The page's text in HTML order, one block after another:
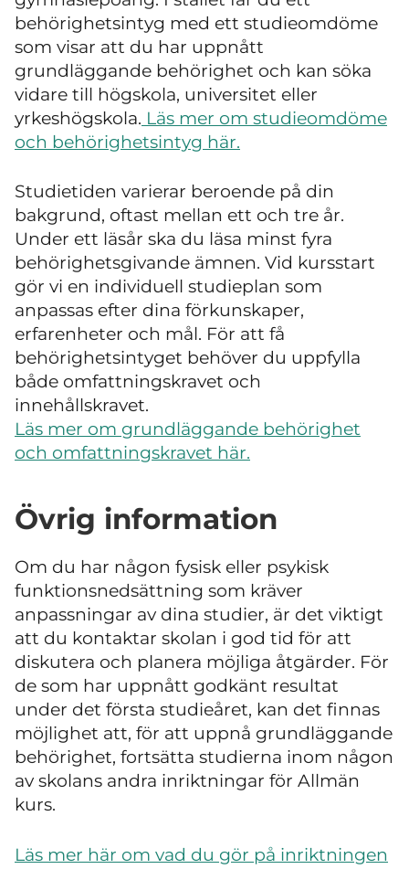
behörighetsintyg med ett studieomdöme
som visar att du har uppnått
grundläggande behörighet och kan söka
vidare till högskola, universitet eller
yrkeshögskola. Läs mer om studieomdöme
och behörighetsintyg här.
Studietiden varierar beroende på din
bakgrund, oftast mellan ett och tre år.
Under ett läsår ska du läsa minst fyra
behörighetsgivande ämnen. Vid kursstart
gör vi en individuell studieplan som
anpassas efter dina förkunskaper,
erfarenheter och mål. För att få
behörighetsintyget behöver du uppfylla
både omfattningskravet och
innehållskravet.
Läs mer om grundläggande behörighet
och omfattningskravet här.
Övrig information
Om du har någon fysisk eller psykisk
funktionsnedsättning som kräver
anpassningar av dina studier, är det viktigt
att du kontaktar skolan i god tid för att
diskutera och planera möjliga åtgärder. För
de som har uppnått godkänt resultat
under det första studieåret, kan det finnas
möjlighet att, för att uppnå grundläggande
behörighet, fortsätta studierna inom någon
av skolans andra inriktningar för Allmän
kurs.
Läs mer här om vad du gör på inriktningen